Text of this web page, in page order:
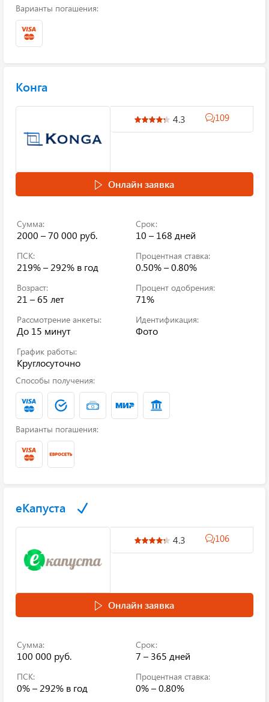
Варианты погашения:
Конга
4.3 109
Онлайн заявка
Сумма:
2000 – 70 000 руб.
Срок:
10 – 168 дней
ПСК:
219% – 292% в год
Процентная ставка:
0.50% – 0.80%
Возраст:
21 – 65 лет
Процент одобрения:
71%
Рассмотрение анкеты:
До 15 минут
Идентификация:
Фото
График работы:
Круглосуточно
Способы получения:
Варианты погашения:
еКапуста
4.3 106
Онлайн заявка
Сумма:
100 000 руб.
Срок:
7 – 365 дней
ПСК:
0% – 292% в год
Процентная ставка:
0% – 0.80%